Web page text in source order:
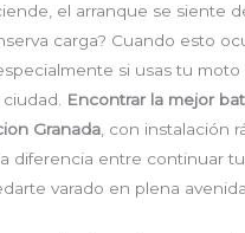
el arranque se siente
carga? Cuando esto
si usas tu moto
Encontrar la mejor
Granada, con instalación
diferencia entre continuar
varado en plena